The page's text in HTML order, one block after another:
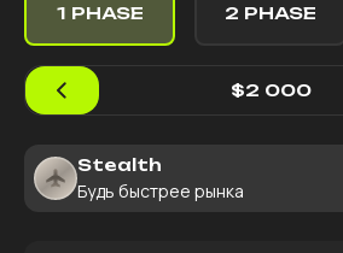
1 PHASE 2 PHASE
$2 000
Stealth
Будь быстрее рынка